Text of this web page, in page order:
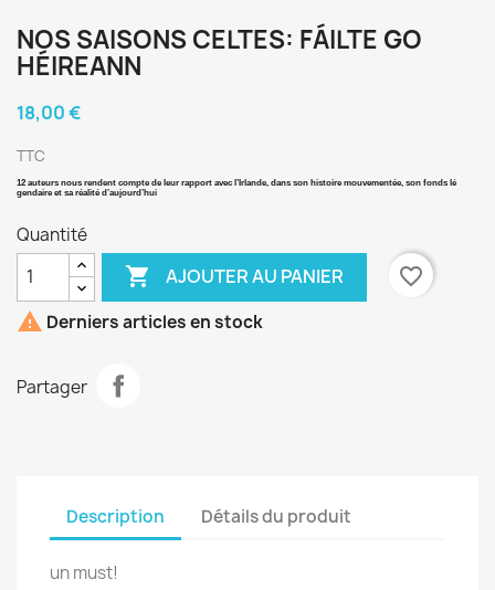
NOS SAISONS CELTES: FÁILTE GO
HÉIREANN
18,00 €
TTC
12 auteurs nous rendent compte de leur rapport avec l’Irlande, dans son histoire mouvementée, son fonds lé
gendaire et sa réalité d’aujourd’hui
Quantité
 AJOUTER AU PANIER
favorite_border
 Derniers articles en stock
Partager
Description Détails du produit
un must!